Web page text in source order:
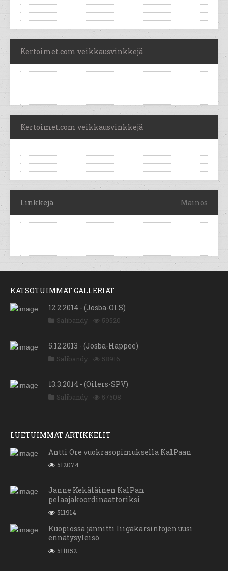
Kertoimet.com veikkausvinkkejä
Kertoimet.com veikkausvinkkejä
Linkkejä Mainos
KATSOTUIMMAT GALLERIAT
12.2.2014 - (Josba-OLS)
Salibandy 59520
5.12.2013 - (Josba-Happee)
Salibandy 58916
13.3.2014 - (Oilers-SPV)
Salibandy 57508
LUETUIMMAT ARTIKKELIT
Antti Ore vuokrasopimuksella KalPaan
512074
Janne Kekäläinen KalPan
pelaajakoordinaattoriksi
511914
Kuopiossa jännitti liigakarsintojen uusi
ennätysyleisö
511852